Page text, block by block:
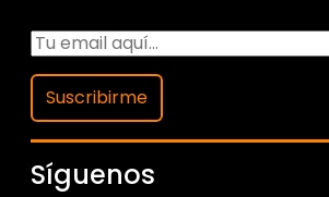
Suscribirme
Síguenos